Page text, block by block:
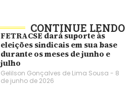
CONTINUE LENDO
FETRACSE dará suporte às
eleições sindicais em sua base
durante os meses de junho e
julho
Gelilson Gonçalves de Lima Sousa
8
de junho de 2026